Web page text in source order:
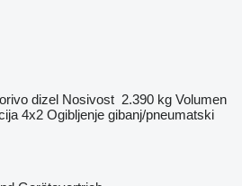
dizel Nosivost 2.390 kg Volumen
4x2 Ogibljenje gibanj/pneumatski